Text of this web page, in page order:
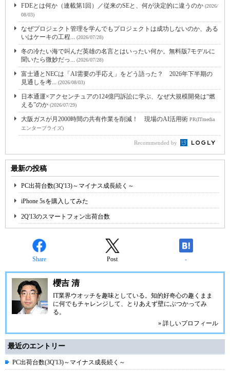
FDEとは何か（連載第1回）／従来のSEと、何が決定的に違うのか (2026/
08/03)
なぜプロジェクト管理を学んでもプロジェクトは成功しないのか、ある
いはケーキの工程... (2026/07/28)
冬の冷たい海で叫んだ英雄の名言とはいったい何か。無料版7モデルに
聞いたら微妙だっ... (2026/07/28)
富士通とNECは「AI需要の手応え」をどう語った？ 2026年下半期の
見通しを考... (2026/08/03)
日本通運×アクセンチュアの124億円訴訟に学ぶ、なぜ大規模開発は“燃
える”のか (2026/07/29)
大阪ガスが月2000時間の共有作業を削減！ 現場のAI活用術 PR(ITmedia
エンタープライズ)
Recommended by
最新の投稿
PC出荷台数(3Q'13)～マイナス成長続く～
iPhone 5sを購入してみた
2Q'13のスマートフォン出荷台数
Share Post -
櫻吉 清
IT業界ウオッチを趣味としている。知的好奇心の趣くまま
に何でもチャレンジして、とりあえず壁にぶつかってみ
る。
» 詳しいプロフィール
最近のエントリー
PC出荷台数(3Q'13)～マイナス成長続く～